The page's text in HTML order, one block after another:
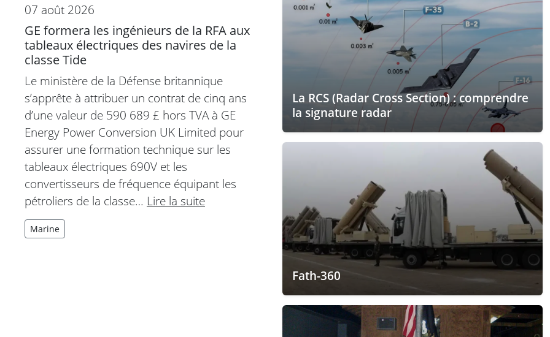
07 août 2026
GE formera les ingénieurs de la RFA aux
tableaux électriques des navires de la
classe Tide
Le ministère de la Défense britannique
s’apprête à attribuer un contrat de cinq ans
d’une valeur de 590 689 £ hors TVA à GE
Energy Power Conversion UK Limited pour
assurer une formation technique sur les
tableaux électriques 690V et les
convertisseurs de fréquence équipant les
pétroliers de la classe… Lire la suite
Marine
La RCS (Radar Cross Section) : comprendre
la signature radar
Fath-360